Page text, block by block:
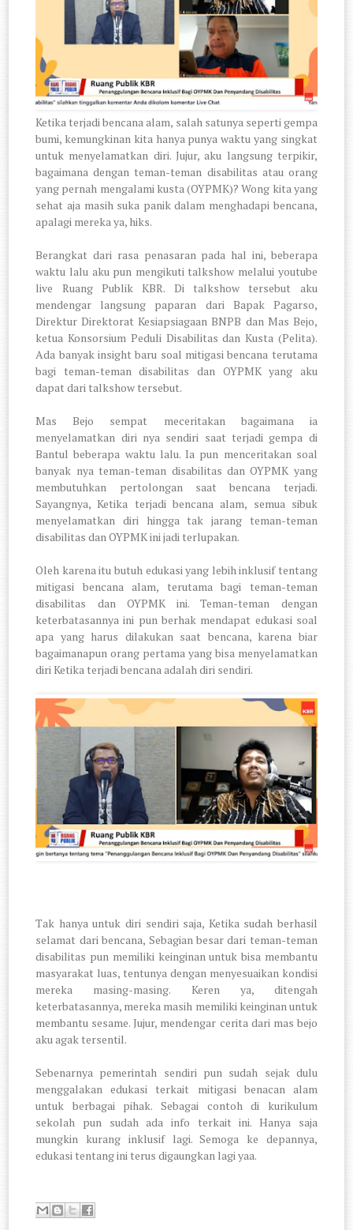
Ketika terjadi bencana alam, salah satunya seperti gempa
bumi, kemungkinan kita hanya punya waktu yang singkat
untuk menyelamatkan diri. Jujur, aku langsung terpikir,
bagaimana dengan teman-teman disabilitas atau orang
yang pernah mengalami kusta (OYPMK)? Wong kita yang
sehat aja masih suka panik dalam menghadapi bencana,
apalagi mereka ya, hiks.
Berangkat dari rasa penasaran pada hal ini, beberapa
waktu lalu aku pun mengikuti talkshow melalui youtube
live Ruang Publik KBR. Di talkshow tersebut aku
mendengar langsung paparan dari Bapak Pagarso,
Direktur Direktorat Kesiapsiagaan BNPB dan Mas Bejo,
ketua Konsorsium Peduli Disabilitas dan Kusta (Pelita).
Ada banyak insight baru soal mitigasi bencana terutama
bagi teman-teman disabilitas dan OYPMK yang aku
dapat dari talkshow tersebut.
Mas Bejo sempat meceritakan bagaimana ia
menyelamatkan diri nya sendiri saat terjadi gempa di
Bantul beberapa waktu lalu. Ia pun menceritakan soal
banyak nya teman-teman disabilitas dan OYPMK yang
membutuhkan pertolongan saat bencana terjadi.
Sayangnya, Ketika terjadi bencana alam, semua sibuk
menyelamatkan diri hingga tak jarang teman-teman
disabilitas dan OYPMK ini jadi terlupakan.
Oleh karena itu butuh edukasi yang lebih inklusif tentang
mitigasi bencana alam, terutama bagi teman-teman
disabilitas dan OYPMK ini. Teman-teman dengan
keterbatasannya ini pun berhak mendapat edukasi soal
apa yang harus dilakukan saat bencana, karena biar
bagaimanapun orang pertama yang bisa menyelamatkan
diri Ketika terjadi bencana adalah diri sendiri.
Tak hanya untuk diri sendiri saja, Ketika sudah berhasil
selamat dari bencana, Sebagian besar dari teman-teman
disabilitas pun memiliki keinginan untuk bisa membantu
masyarakat luas, tentunya dengan menyesuaikan kondisi
mereka masing-masing. Keren ya, ditengah
keterbatasannya, mereka masih memiliki keinginan untuk
membantu sesame. Jujur, mendengar cerita dari mas bejo
aku agak tersentil.
Sebenarnya pemerintah sendiri pun sudah sejak dulu
menggalakan edukasi terkait mitigasi benacan alam
untuk berbagai pihak. Sebagai contoh di kurikulum
sekolah pun sudah ada info terkait ini. Hanya saja
mungkin kurang inklusif lagi. Semoga ke depannya,
edukasi tentang ini terus digaungkan lagi yaa.